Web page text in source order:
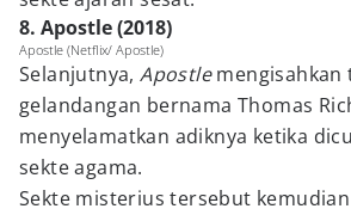
8. Apostle (2018)
Apostle (Netflix/ Apostle)
Selanjutnya,Apostlemengisahkan
gelandangan bernama Thomas
menyelamatkan adiknya ketika
sekte agama.
Sekte misterius tersebut